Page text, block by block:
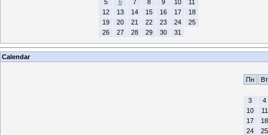
5
6 7 8 9 10
11
12
13 14 15 16 17
18
19
20 21 22 23 24
25
26
27 28 29 30 31
Calendar
Пн
Вт
3
4
10
11
17
18
24
25